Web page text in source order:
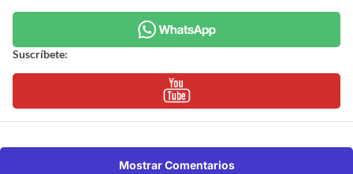
Suscríbete:
Mostrar Comentarios